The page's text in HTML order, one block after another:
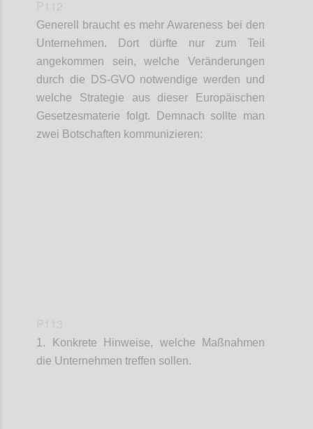
Generell braucht es mehr Awareness bei den
Unternehmen. Dort dürfte nur zum Teil
angekommen sein, welche Veränderungen
durch die DS-GVO notwendige werden und
welche Strategie aus dieser Europäischen
Gesetzesmaterie folgt. Demnach sollte man
zwei Botschaften kommunizieren:
1. Konkrete Hinweise, welche Maßnahmen
die Unternehmen treffen sollen.